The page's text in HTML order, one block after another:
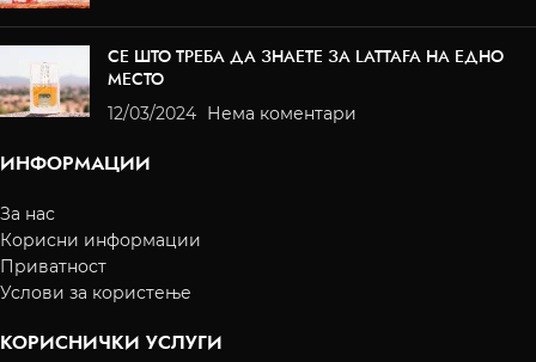
СЕ ШТО ТРЕБА ДА ЗНАЕТЕ ЗА LATTAFA НА ЕДНО
МЕСТО
12/03/2024 Нема коментари
ИНФОРМАЦИИ
За нас
Корисни информации
Приватност
Услови за користење
КОРИСНИЧКИ УСЛУГИ